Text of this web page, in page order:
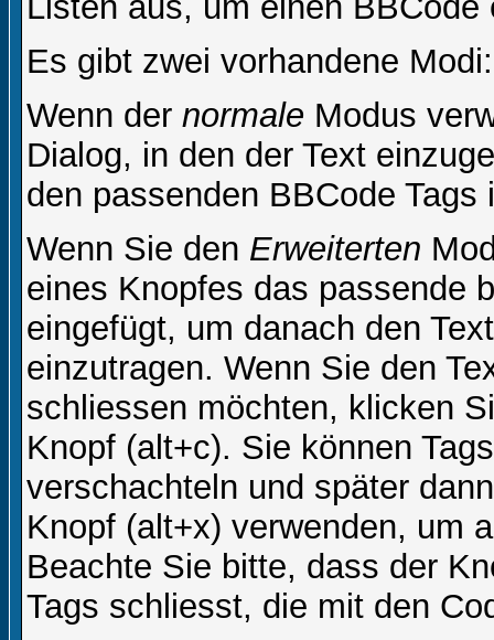
Es gibt zwei vorhandene
Wenn der normale Modus
Dialog, in den der Text
den passenden BBCode
Wenn Sie den Erweiterten
eines Knopfes das passende
eingefügt, um danach den
einzutragen. Wenn Sie den
schliessen möchten, klicken
Knopf (alt+c). Sie können
verschachteln und später
Knopf (alt+x) verwenden, um
Beachte Sie bitte, dass der
Tags schliesst, die mit den